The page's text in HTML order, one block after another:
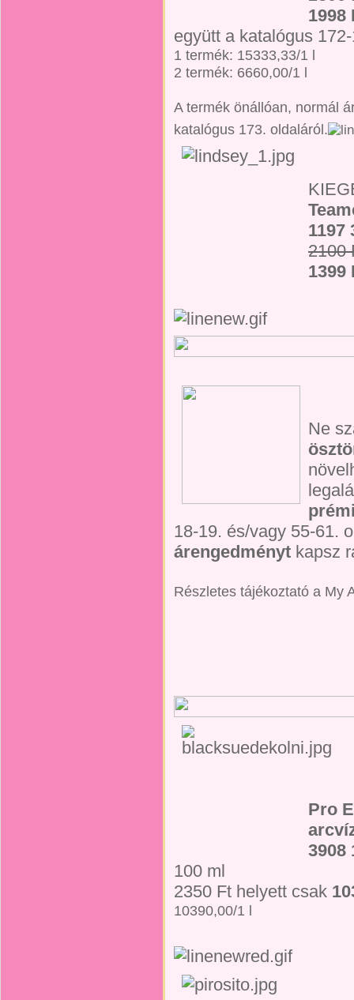
1998
együtt a katalógus
1 termék: 15333,33/1 l
2 termék: 6660,00/1 l
A termék önállóan, normál
katalógus 173. oldaláról.
1197
2100
1399
Ne
18-19. és/vagy 55-61.
árengedményt kapsz
Részletes tájékoztató a My
Pro
3908
100 ml
2350 Ft helyett csak
10390,00/1 l